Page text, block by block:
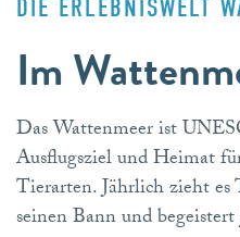
Im
DIE ERLEBNISWELT
Das Wattenmeer ist
Ausflugsziel und Heimat
Tierarten. Jährlich zieht es
seinen Bann und